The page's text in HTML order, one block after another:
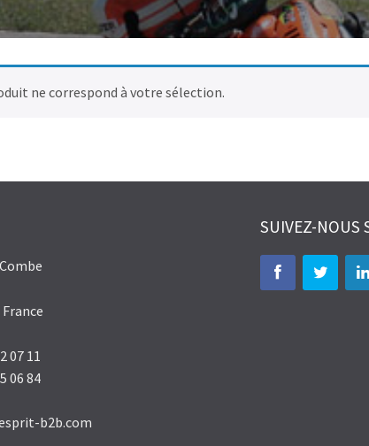
ne correspond à votre sélection.
07 11
06 84
b2b.com
SUIVEZ-NOUS